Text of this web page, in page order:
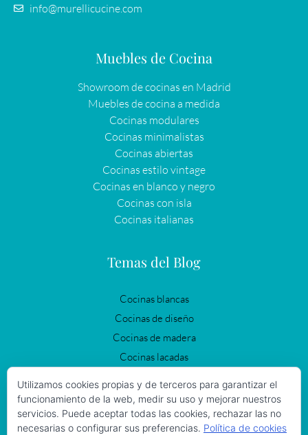
info@murellicucine.com
Muebles de Cocina
Showroom de cocinas en Madrid
Muebles de cocina a medida
Cocinas modulares
Cocinas minimalistas
Cocinas abiertas
Cocinas estilo vintage
Cocinas en blanco y negro
Cocinas con isla
Cocinas italianas
Temas del Blog
Cocinas blancas
Cocinas de diseño
Cocinas de madera
Cocinas lacadas
Cocinas negras
Cocinas Vintage
Utilizamos cookies propias y de terceros para garantizar el
funcionamiento de la web, medir su uso y mejorar nuestros
servicios. Puede aceptar todas las cookies, rechazar las no
necesarias o configurar sus preferencias. Política de cookies